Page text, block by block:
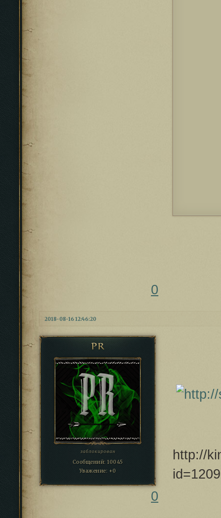
0
2018-08-16 12:46:20
PR
заблокирован
Сообщений: 10045
Уважение: +0
http://
0